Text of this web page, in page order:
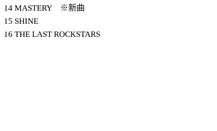
14 MASTERY ※新曲
15 SHINE
16 THE LAST ROCKSTARS